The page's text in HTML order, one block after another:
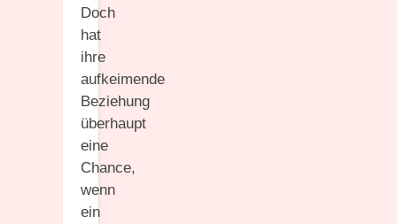
Doch
hat
ihre
aufkeimende
Beziehung
überhaupt
eine
Chance,
wenn
ein